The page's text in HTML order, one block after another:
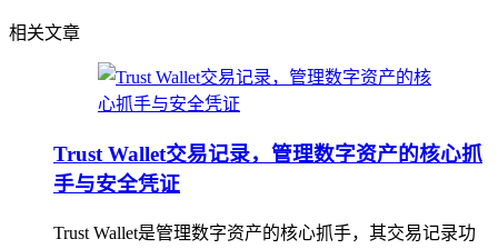
相关文章
Trust Wallet交易记录，管理数字资产的核心抓
手与安全凭证
Trust Wallet是管理数字资产的核心抓手，其交易记录功